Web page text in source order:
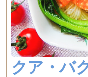
クア・バ